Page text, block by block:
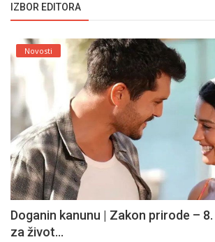
IZBOR EDITORA
Novosti
Doganin kanunu | Zakon prirode –
za život...